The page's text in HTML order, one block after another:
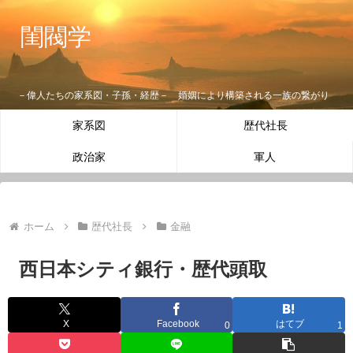
閨閥学
－偉人たちの家系図・子孫・経歴－ 婚姻により構築される一族の繋がり
家系図 歴代社長
政治家 軍人
ホーム 歴代社長 金融
西日本シティ銀行・歴代頭取
X Facebook 0 はてブ 1